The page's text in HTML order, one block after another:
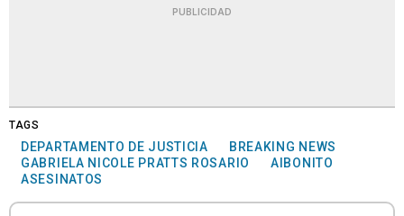
PUBLICIDAD
TAGS
DEPARTAMENTO DE JUSTICIA
BREAKING NEWS
GABRIELA NICOLE PRATTS ROSARIO
AIBONITO
ASESINATOS